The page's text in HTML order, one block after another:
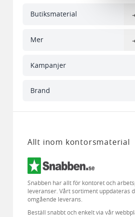
Butiksmaterial
Mer
Kampanjer
Brand
Allt inom kontorsmaterial
Snabben har allt för kontoret och
leveranser. Vårt sortiment uppdateras
omgående leverans.
Beställ snabbt och enkelt via vår